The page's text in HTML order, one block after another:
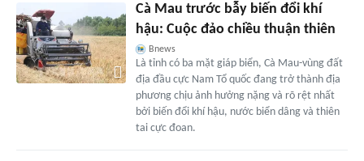
Cà Mau trước bẫy biến đổi khí
hậu: Cuộc đảo chiều thuận thiên
Bnews
Là tỉnh có ba mặt giáp biển, Cà Mau-vùng đất
địa đầu cực Nam Tổ quốc đang trở thành địa
phương chịu ảnh hưởng nặng và rõ rệt nhất
bởi biến đổi khí hậu, nước biển dâng và thiên
tai cực đoan.